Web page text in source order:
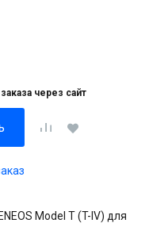
через сайт
Model T (T-IV) для